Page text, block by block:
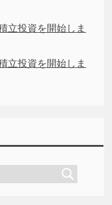
立投資を開始しま
立投資を開始しま